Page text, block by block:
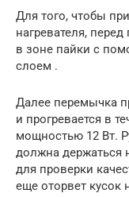
Для того, чтобы
нагревателя,
в зоне пайки с
слоем .
Далее перемычка
и прогревается в
мощностью 12 Вт.
должна держаться
для проверки
еще оторвет кусок